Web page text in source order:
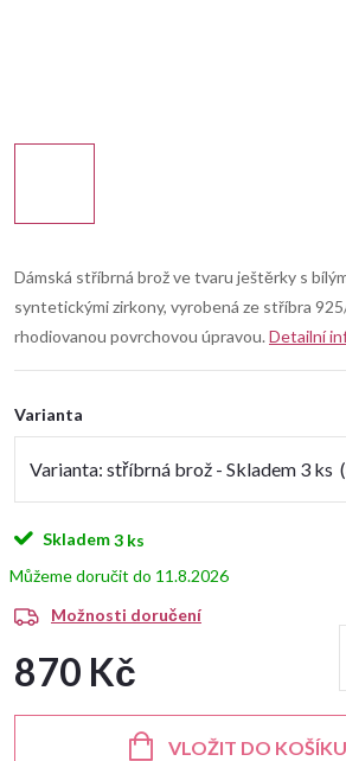
Dámská stříbrná brož ve tvaru ještěrky s
syntetickými zirkony, vyrobená ze stříbra
rhodiovanou povrchovou úpravou. Detailní
Varianta
Skladem3 ks
11.8.2026
Možnosti doručení
870 Kč
VLOŽIT DO KOŠÍKU